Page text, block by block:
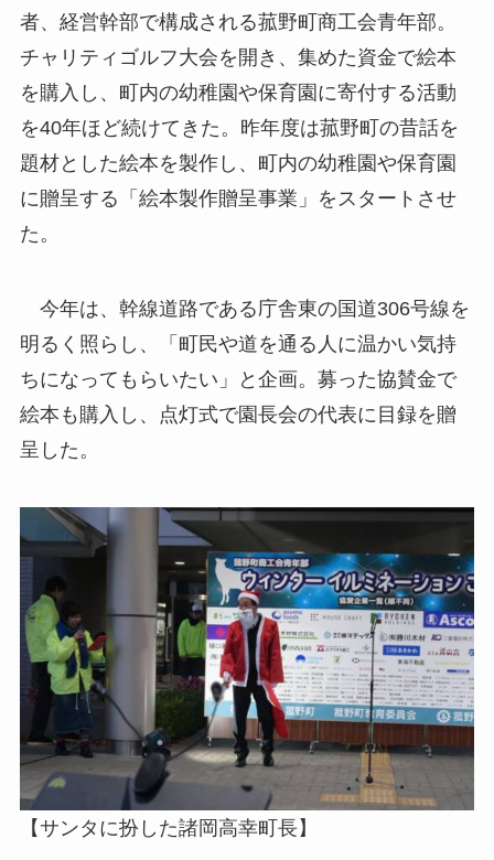
者、経営幹部で構成される菰野町商工会青年部。
チャリティゴルフ大会を開き、集めた資金で絵本
を購入し、町内の幼稚園や保育園に寄付する活動
を40年ほど続けてきた。昨年度は菰野町の昔話を
題材とした絵本を製作し、町内の幼稚園や保育園
に贈呈する「絵本製作贈呈事業」をスタートさせ
た。
今年は、幹線道路である庁舎東の国道306号線を
明るく照らし、「町民や道を通る人に温かい気持
ちになってもらいたい」と企画。募った協賛金で
絵本も購入し、点灯式で園長会の代表に目録を贈
呈した。
【サンタに扮した諸岡高幸町長】